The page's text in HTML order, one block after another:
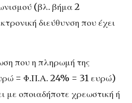
(βλ. βήμα 2
διεύθυνση που έχει
που η πληρωμή της
= Φ.Π.Α. 24% = 31 ευρώ)
με οποιαδήποτε χρεωστική ή